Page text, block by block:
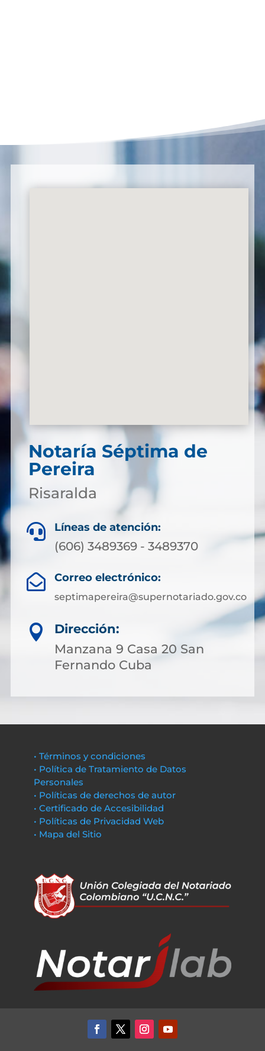
Notaría Séptima de
Pereira
Risaralda
 Líneas de atención:
(606) 3489369 - 3489370
 Correo electrónico:
septimapereira@supernotariado.gov.co

Dirección:
Manzana 9 Casa 20 San
Fernando Cuba
• Términos y condiciones
• Política de Tratamiento de Datos
Personales
• Políticas de derechos de autor
• Certificado de Accesibilidad
• Políticas de Privacidad Web
• Mapa del Sitio